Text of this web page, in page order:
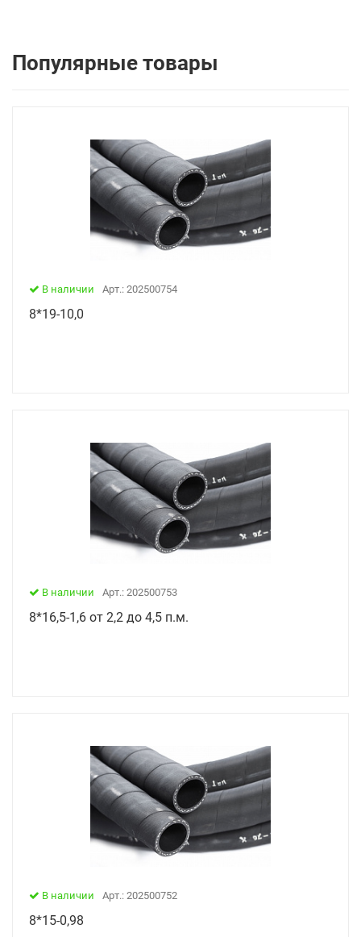
Популярные товары
В наличии Арт.: 202500754
8*19-10,0
В наличии Арт.: 202500753
8*16,5-1,6 от 2,2 до 4,5 п.м.
В наличии Арт.: 202500752
8*15-0,98